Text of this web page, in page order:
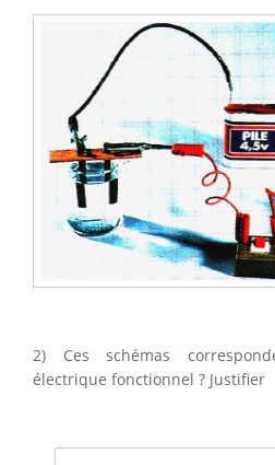
2) Ces schémas
électrique fonctionnel ? Justifier